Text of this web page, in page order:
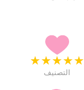
★
★
★
★
★
التصنيف